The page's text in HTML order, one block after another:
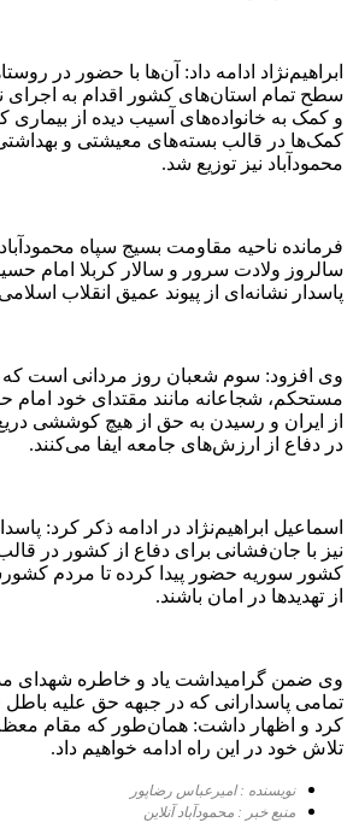
ابراهیم‌نژاد ادامه داد: آن‌ها با حضور در
سطح تمام استان‌های کشور اقدام به
و کمک به خانواده‌های آسیب دیده از بیماری
کمک‌ها در قالب بسته‌های معیشتی و
محمودآباد نیز توزیع شد.
فرمانده ناحیه مقاومت بسیج سپاه
سالروز ولادت سرور و سالار کربلا امام
پاسدار نشانه‌ای از پیوند عمیق انقلاب
وی افزود: سوم شعبان روز مردانی است
مستحکم، شجاعانه مانند مقتدای خود
از ایران و رسیدن به حق از هیچ کوششی
در دفاع از ارزش‌های جامعه ایفا می‌کنند.
اسماعیل ابراهیم‌نژاد در ادامه ذکر کرد:
نیز با جان‌فشانی برای دفاع از کشور در
کشور سوریه حضور پیدا کرده تا مردم
از تهدیدها در امان باشند.
وی ضمن گرامیداشت یاد و خاطره شهدای
تمامی پاسدارانی که در جبهه حق علیه باطل
کرد و اظهار داشت: همان‌طور که مقام
تلاش خود در این راه ادامه خواهیم داد.
نویسنده : امیرعباس رضاپور
منبع خبر : محمودآباد آنلاین